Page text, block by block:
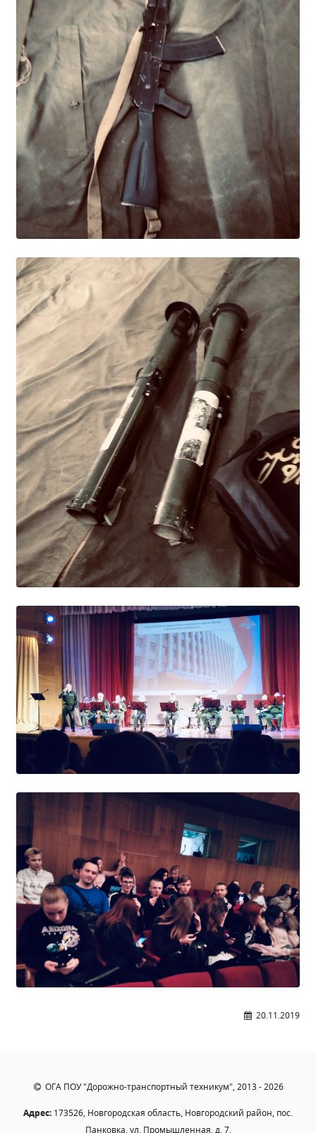
Стипендии и меры поддержки обучающихся
Платные образовательные услуги
Финансово-хозяйственная деятельность
Вакантные места для приёма (перевода)
Международное сотрудничество
Организация питания в образовательной
организации
УЧЕБНАЯ РАБОТА
Расписание занятий
Заочное отделение
Локальные акты
ВОСПИТАТЕЛЬНАЯ РАБОТА
Безопасность на железной дороге
ГТО
Дополнительное образование
Информационная безопасность
Информация для детей-сирот
Памятные даты военной истории
Пожарная безопасность
Программа воспитания
Противодействие терроризму
Профилактическая работа
Работа педагога-психолога
Студенческий совет
Студенческий спортивный клуб
МЕТОДИЧЕСКАЯ РАБОТА
ПРОЧЕЕ
История нашего техникума
Фотографии техникума
ПОЛЕЗНЫЕ ССЫЛКИ
Министерство науки и высшего образования
Главное управление по контролю за оборотом
наркотиков
Общероссийская база вакансий "Работа в
России"
Сбербанк Онлайн - оплачивайте
образовательные услуги
20.11.2019
ОГА ПОУ "Дорожно-транспортный техникум", 2013 - 2026
Адрес: 173526, Новгородская область, Новгородский район, пос.
Панковка, ул. Промышленная, д. 7.